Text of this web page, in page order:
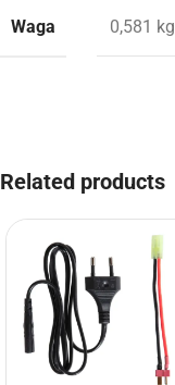
Waga
0,581 kg
Related products